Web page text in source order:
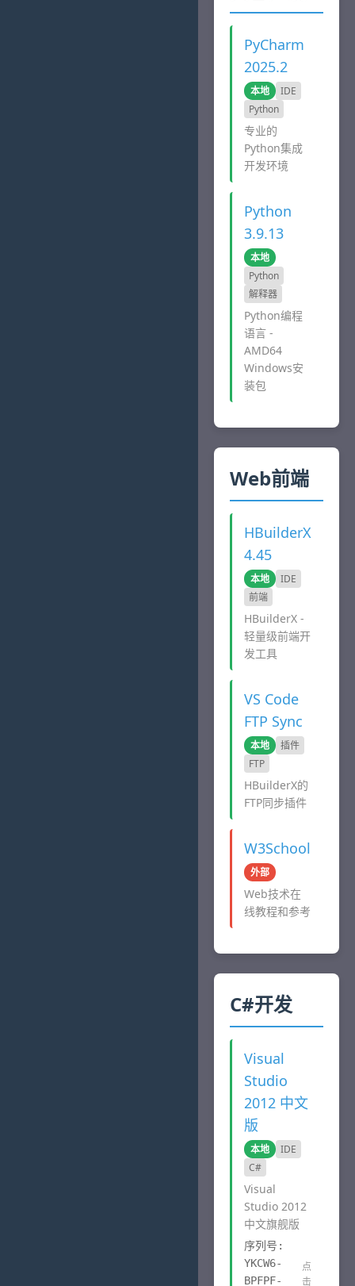
PyCharm
2025.2
本地
IDE
Python
专业的
Python集成
开发环境
Python
3.9.13
本地
Python
解释器
Python编程
语言 -
AMD64
Windows安
装包
Web前端
HBuilderX
4.45
本地
IDE
前端
HBuilderX -
轻量级前端开
发工具
VS Code
FTP Sync
本地
插件
FTP
HBuilderX的
FTP同步插件
W3School
外部
Web技术在
线教程和参考
C#开发
Visual
Studio
2012 中文
版
本地
IDE
C#
Visual
Studio 2012
中文旗舰版
序列号:
YKCW6-
BPFPF-
点
击